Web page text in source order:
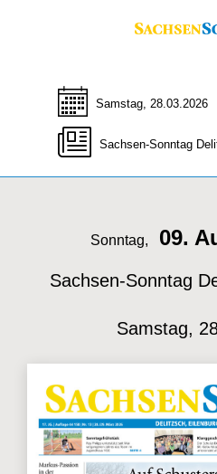
Samstag, 28.03.2026
Sachsen-Sonntag
Sonntag, 09.
Sachsen-Sonntag
Samstag,